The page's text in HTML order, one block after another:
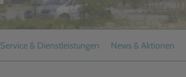
Service & Dienstleistungen News & Aktionen